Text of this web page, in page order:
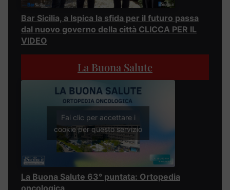
Bar Sicilia, a Ispica la sfida per il futuro passa
dal nuovo governo della città CLICCA PER IL
VIDEO
La Buona Salute
Fai clic per accettare i
cookie per questo servizio
La Buona Salute 63° puntata: Ortopedia
oncologica